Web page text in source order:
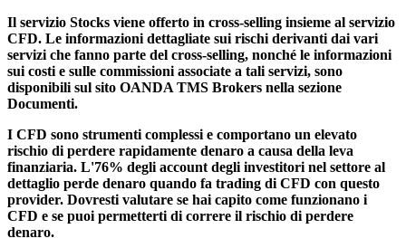
Il servizio Stocks viene offerto in cross-selling insieme al servizio
CFD. Le informazioni dettagliate sui rischi derivanti dai vari
servizi che fanno parte del cross-selling, nonché le informazioni
sui costi e sulle commissioni associate a tali servizi, sono
disponibili sul sito OANDA TMS Brokers nella sezione
Documenti.
I CFD sono strumenti complessi e comportano un elevato
rischio di perdere rapidamente denaro a causa della leva
finanziaria. L'76% degli account degli investitori nel settore al
dettaglio perde denaro quando fa trading di CFD con questo
provider. Dovresti valutare se hai capito come funzionano i
CFD e se puoi permetterti di correre il rischio di perdere
denaro.